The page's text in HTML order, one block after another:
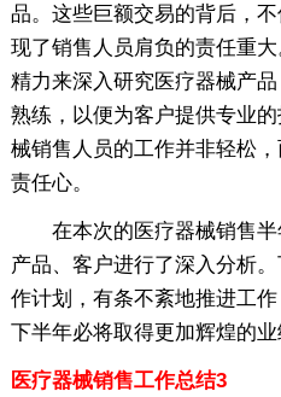
品。这些巨额交易的背后，
现了销售人员肩负的责任重
精力来深入研究医疗器械产
熟练，以便为客户提供专业
械销售人员的工作并非轻松
责任心。
在本次的医疗器械销售半
产品、客户进行了深入分析
作计划，有条不紊地推进工
下半年必将取得更加辉煌的业
医疗器械销售工作总结3